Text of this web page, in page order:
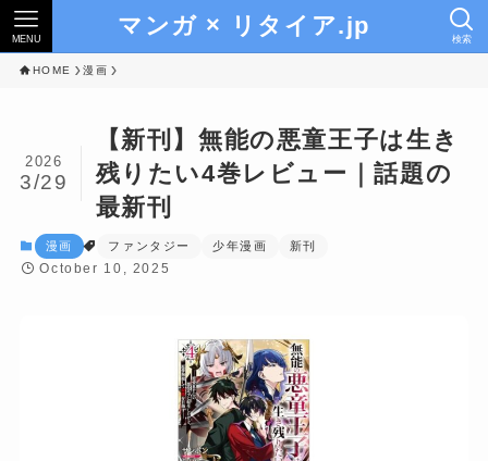
マンガ × リタイア.jp 検索
MENU
HOME 漫画
【新刊】無能の悪童王子は生き
残りたい4巻レビュー｜話題の
最新刊
2026
3/29
漫画 ファンタジー 少年漫画 新刊
October 10, 2025